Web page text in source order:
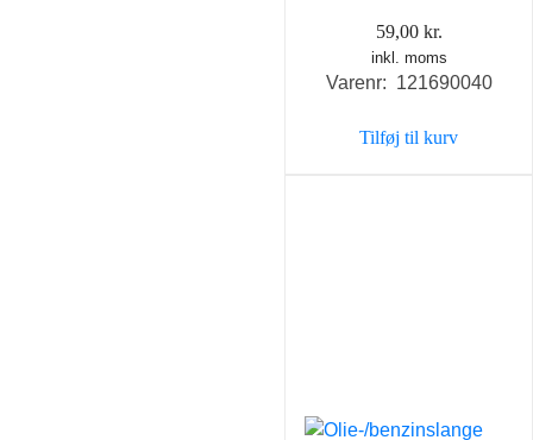
59,00 kr.
inkl. moms
Varenr: 121690040
Tilføj til kurv